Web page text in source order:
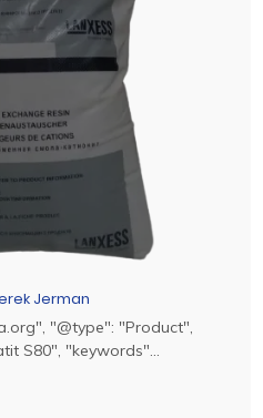
Jerman
"@type": "Product",
S80", "keywords"...